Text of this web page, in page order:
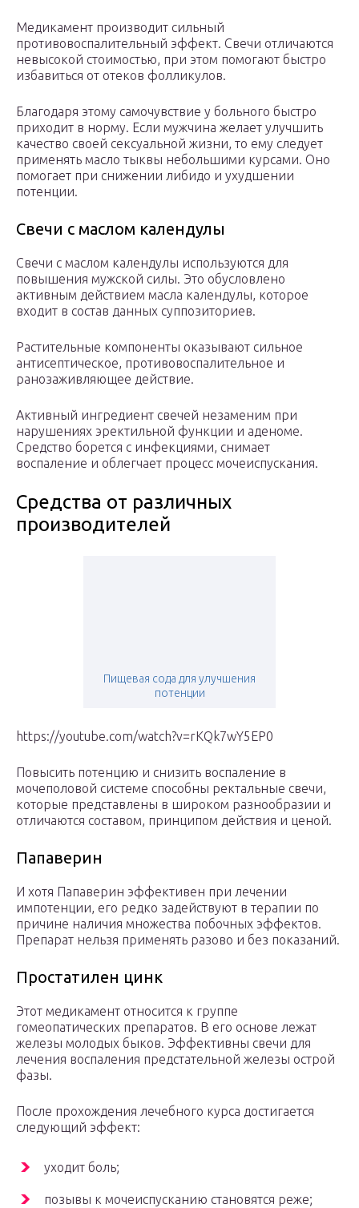
Медикамент производит сильный
противовоспалительный эффект. Свечи отличаются
невысокой стоимостью, при этом помогают быстро
избавиться от отеков фолликулов.
Благодаря этому самочувствие у больного быстро
приходит в норму. Если мужчина желает улучшить
качество своей сексуальной жизни, то ему следует
применять масло тыквы небольшими курсами. Оно
помогает при снижении либидо и ухудшении
потенции.
Свечи с маслом календулы
Свечи с маслом календулы используются для
повышения мужской силы. Это обусловлено
активным действием масла календулы, которое
входит в состав данных суппозиториев.
Растительные компоненты оказывают сильное
антисептическое, противовоспалительное и
ранозаживляющее действие.
Активный ингредиент свечей незаменим при
нарушениях эректильной функции и аденоме.
Средство борется с инфекциями, снимает
воспаление и облегчает процесс мочеиспускания.
Средства от различных
производителей
Пищевая сода для улучшения
потенции
https://youtube.com/watch?v=rKQk7wY5EP0
Повысить потенцию и снизить воспаление в
мочеполовой системе способны ректальные свечи,
которые представлены в широком разнообразии и
отличаются составом, принципом действия и ценой.
Папаверин
И хотя Папаверин эффективен при лечении
импотенции, его редко задействуют в терапии по
причине наличия множества побочных эффектов.
Препарат нельзя применять разово и без показаний.
Простатилен цинк
Этот медикамент относится к группе
гомеопатических препаратов. В его основе лежат
железы молодых быков. Эффективны свечи для
лечения воспаления предстательной железы острой
фазы.
После прохождения лечебного курса достигается
следующий эффект:
уходит боль;
позывы к мочеиспусканию становятся реже;